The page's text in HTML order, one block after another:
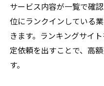
サービス内容が一覧で確
位にランクインしている
きます。ランキングサイ
定依頼を出すことで、高
す。